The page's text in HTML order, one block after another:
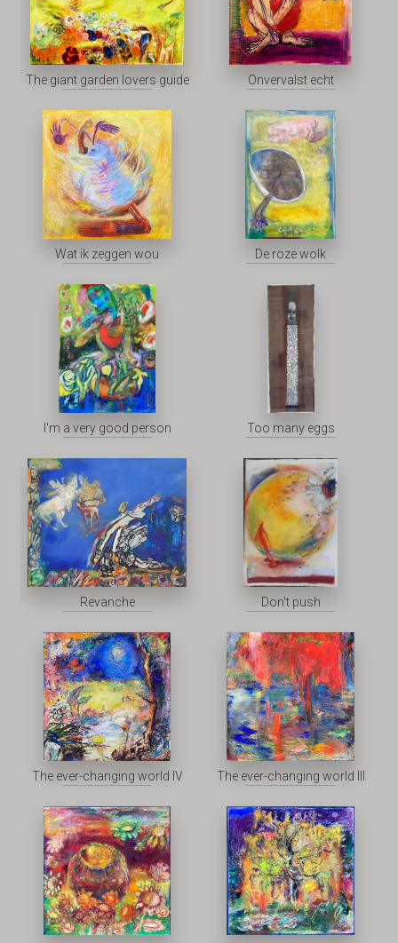
The giant garden lovers guide Onvervalst echt
Wat ik zeggen wou De roze wolk
I'm a very good person Too many eggs
Revanche Don't push
The ever-changing world IV The ever-changing world III